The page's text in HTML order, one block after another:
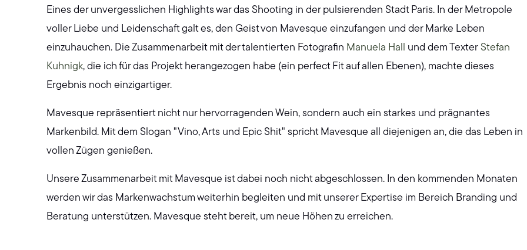
Eines der unvergesslichen Highlights war das Shooting in der pulsierenden Stadt Paris. In der Metropole
voller Liebe und Leidenschaft galt es, den Geist von Mavesque einzufangen und der Marke Leben
einzuhauchen. Die Zusammenarbeit mit der talentierten Fotografin Manuela Hall und dem Texter Stefan
Kuhnigk, die ich für das Projekt herangezogen habe (ein perfect Fit auf allen Ebenen), machte dieses
Ergebnis noch einzigartiger.
Mavesque repräsentiert nicht nur hervorragenden Wein, sondern auch ein starkes und prägnantes
Markenbild. Mit dem Slogan "Vino, Arts und Epic Shit" spricht Mavesque all diejenigen an, die das Leben in
vollen Zügen genießen.
Unsere Zusammenarbeit mit Mavesque ist dabei noch nicht abgeschlossen. In den kommenden Monaten
werden wir das Markenwachstum weiterhin begleiten und mit unserer Expertise im Bereich Branding und
Beratung unterstützen. Mavesque steht bereit, um neue Höhen zu erreichen.